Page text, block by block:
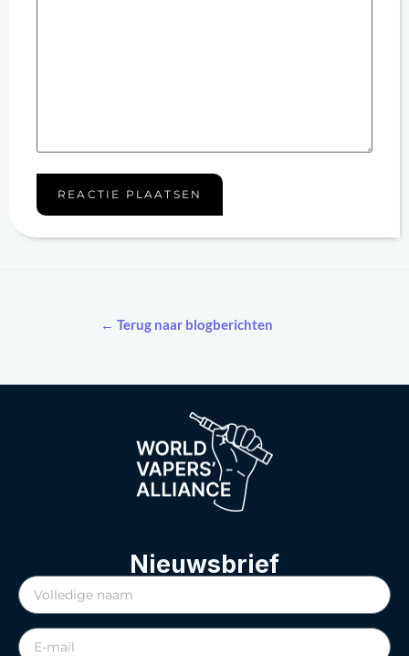
← Terug naar blogberichten
Nieuwsbrief